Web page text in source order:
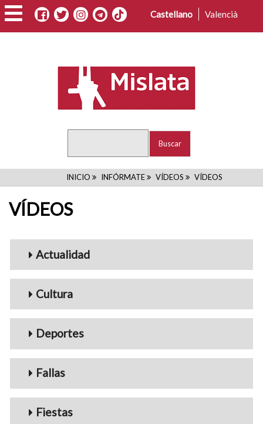
Pasar
al
contenido
Castellano Valencià
RUTA
INICIO INFÓRMATE VÍDEOS VÍDEOS
VÍDEOS
Menu_Videos
Actualidad
Cultura
Deportes
Fallas
Fiestas